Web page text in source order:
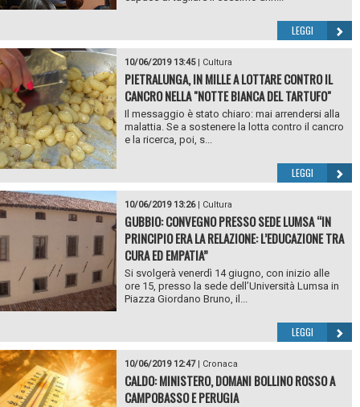
LEGGI
10/06/2019 13:45| Cultura
PIETRALUNGA, IN MILLE A LOTTARE CONTRO IL
CANCRO NELLA "NOTTE BIANCA DEL TARTUFO"
Il messaggio è stato chiaro: mai arrendersi alla
malattia. Se a sostenere la lotta contro il cancro
e la ricerca, poi, s...
LEGGI
10/06/2019 13:26| Cultura
GUBBIO: CONVEGNO PRESSO SEDE LUMSA “IN
PRINCIPIO ERA LA RELAZIONE: L’EDUCAZIONE TRA
CURA ED EMPATIA”
Si svolgerà venerdì 14 giugno, con inizio alle
ore 15, presso la sede dell’Università Lumsa in
Piazza Giordano Bruno, il...
LEGGI
10/06/2019 12:47| Cronaca
CALDO: MINISTERO, DOMANI BOLLINO ROSSO A
CAMPOBASSO E PERUGIA